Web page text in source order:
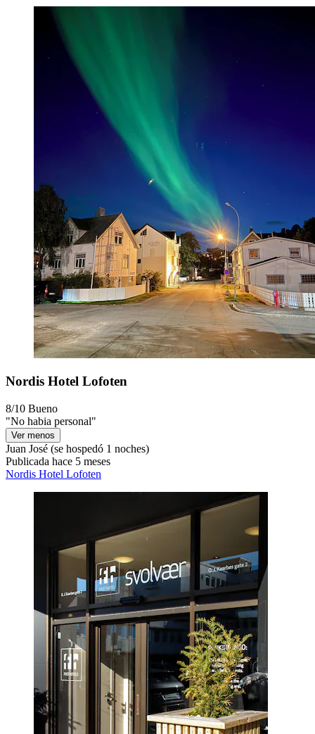
Nordis Hotel Lofoten
8/10 Bueno
"No habia personal"
Ver menos
Juan José (se hospedó 1 noches)
Publicada hace 5 meses
Nordis Hotel Lofoten